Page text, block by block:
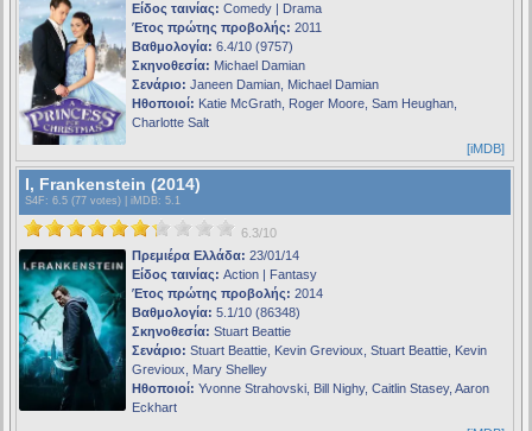
Είδος ταινίας: Comedy | Drama
Έτος πρώτης προβολής: 2011
Βαθμολογία: 6.4/10 (9757)
Σκηνοθεσία: Michael Damian
Σενάριο: Janeen Damian, Michael Damian
Ηθοποιοί: Katie McGrath, Roger Moore, Sam Heughan,
Charlotte Salt
[iMDB]
I, Frankenstein (2014)
S4F : 6.5 (77 votes) | iMDB: 5.1
6.3/10
Πρεμιέρα Ελλάδα: 23/01/14
Είδος ταινίας: Action | Fantasy
Έτος πρώτης προβολής: 2014
Βαθμολογία: 5.1/10 (86348)
Σκηνοθεσία: Stuart Beattie
Σενάριο: Stuart Beattie, Kevin Grevioux, Stuart Beattie, Kevin
Grevioux, Mary Shelley
Ηθοποιοί: Yvonne Strahovski, Bill Nighy, Caitlin Stasey, Aaron
Eckhart